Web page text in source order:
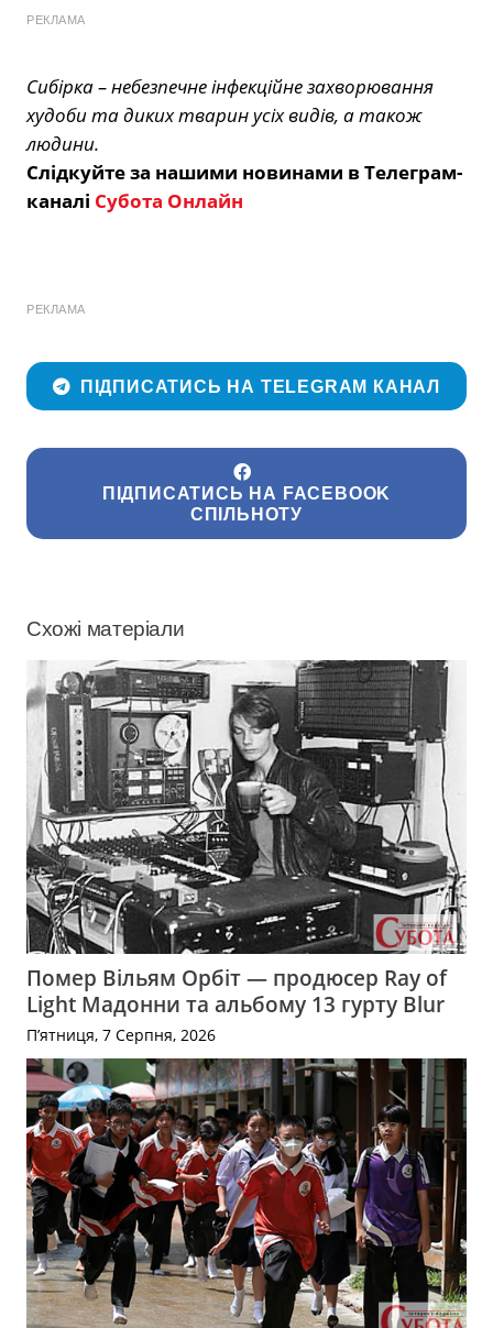
РЕКЛАМА
Сибірка – небезпечне інфекційне захворювання
худоби та диких тварин усіх видів, а також
людини.
Слідкуйте за нашими новинами в Телеграм-
каналі Субота Онлайн
РЕКЛАМА
ПІДПИСАТИСЬ НА TELEGRAM КАНАЛ
ПІДПИСАТИСЬ НА FACEBOOK
СПІЛЬНОТУ
Схожі матеріали
Помер Вільям Орбіт — продюсер Ray of
Light Мадонни та альбому 13 гурту Blur
П’ятниця, 7 Серпня, 2026